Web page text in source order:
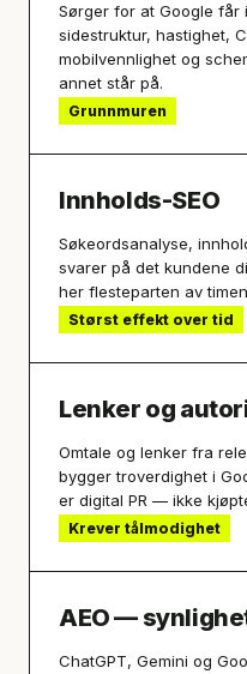
Sørger for at Google får
sidestruktur, hastighet,
mobilvennlighet og
annet står på.
Grunnmuren
Innholds-SEO
Søkeordsanalyse,
svarer på det kundene
her flesteparten av
Størst effekt over tid
Lenker og
Omtale og lenker fra
bygger troverdighet i
er digital PR — ikke
Krever tålmodighet
AEO —
ChatGPT, Gemini og